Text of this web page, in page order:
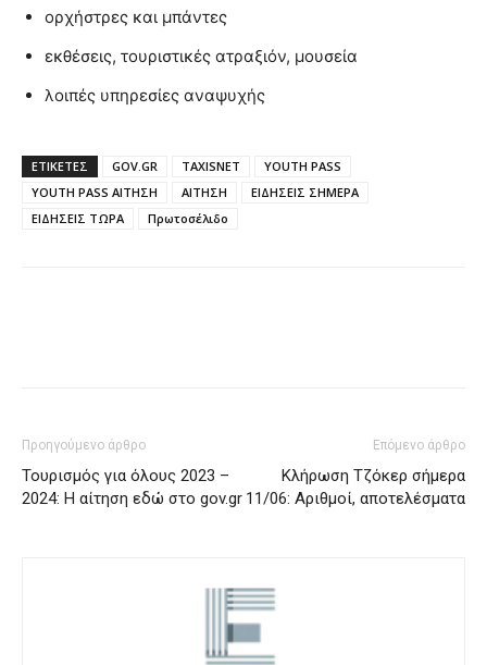
ορχήστρες και μπάντες
εκθέσεις, τουριστικές ατραξιόν, μουσεία
λοιπές υπηρεσίες αναψυχής
ΕΤΙΚΈΤΕΣ GOV.GR TAXISNET
YOUTH PASS
YOUTH PASS ΑΙΤΗΣΗ
ΑΙΤΗΣΗ
ΕΙΔΗΣΕΙΣ ΣΗΜΕΡΑ
ΕΙΔΗΣΕΙΣ ΤΩΡΑ
Πρωτοσέλιδο
Προηγούμενο άρθρο
Τουρισμός για όλους 2023 –
2024: Η αίτηση εδώ στο gov.gr
Επόμενο άρθρο
Κλήρωση Τζόκερ σήμερα
11/06: Αριθμοί, αποτελέσματα